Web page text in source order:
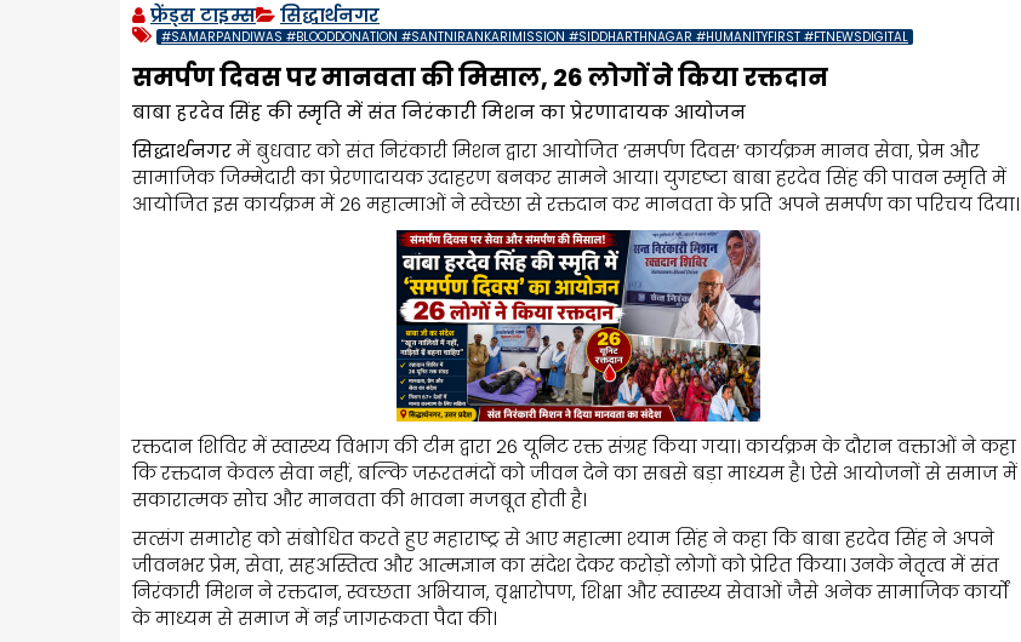
फ्रेंड्स टाइम्स सिद्धार्थनगर
#SAMARPANDIWAS #BLOODDONATION #SANTNIRANKARIMISSION #SIDDHARTHNAGAR #HUMANITYFIRST #FTNEWSDIGITAL
समर्पण दिवस पर मानवता की मिसाल, 26 लोगों ने किया रक्तदान
बाबा हरदेव सिंह की स्मृति में संत निरंकारी मिशन का प्रेरणादायक आयोजन
सिद्धार्थनगरमें बुधवार को संत निरंकारी मिशन द्वारा आयोजित ‘समर्पण दिवस’ कार्यक्रम मानव सेवा, प्रेम और
सामाजिक जिम्मेदारी का प्रेरणादायक उदाहरण बनकर सामने आया। युगदृष्टा बाबा हरदेव सिंह की पावन स्मृति में
आयोजित इस कार्यक्रम में 26 महात्माओं ने स्वेच्छा से रक्तदान कर मानवता के प्रति अपने समर्पण का परिचय दिया।
रक्तदान शिविर में स्वास्थ्य विभाग की टीम द्वारा 26 यूनिट रक्त संग्रह किया गया। कार्यक्रम के दौरान वक्ताओं ने कहा
कि रक्तदान केवल सेवा नहीं, बल्कि जरूरतमंदों को जीवन देने का सबसे बड़ा माध्यम है। ऐसे आयोजनों से समाज में
सकारात्मक सोच और मानवता की भावना मजबूत होती है।
सत्संग समारोह को संबोधित करते हुए महाराष्ट्र से आए महात्मा श्याम सिंह ने कहा कि बाबा हरदेव सिंह ने अपने
जीवनभर प्रेम, सेवा, सहअस्तित्व और आत्मज्ञान का संदेश देकर करोड़ों लोगों को प्रेरित किया। उनके नेतृत्व में संत
निरंकारी मिशन ने रक्तदान, स्वच्छता अभियान, वृक्षारोपण, शिक्षा और स्वास्थ्य सेवाओं जैसे अनेक सामाजिक कार्यों
के माध्यम से समाज में नई जागरूकता पैदा की।